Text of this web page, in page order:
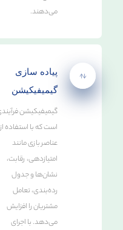
می‌دهند.
پیاده سازی
گیمیفیکیشن
گیمیفیکیشن
است که با استفاده از
عناصر بازی مانند
امتیازدهی، رقابت،
نشان‌ها و جدول
رده‌بندی، تعامل
مشتریان را افزایش
می‌دهد. با اجرای